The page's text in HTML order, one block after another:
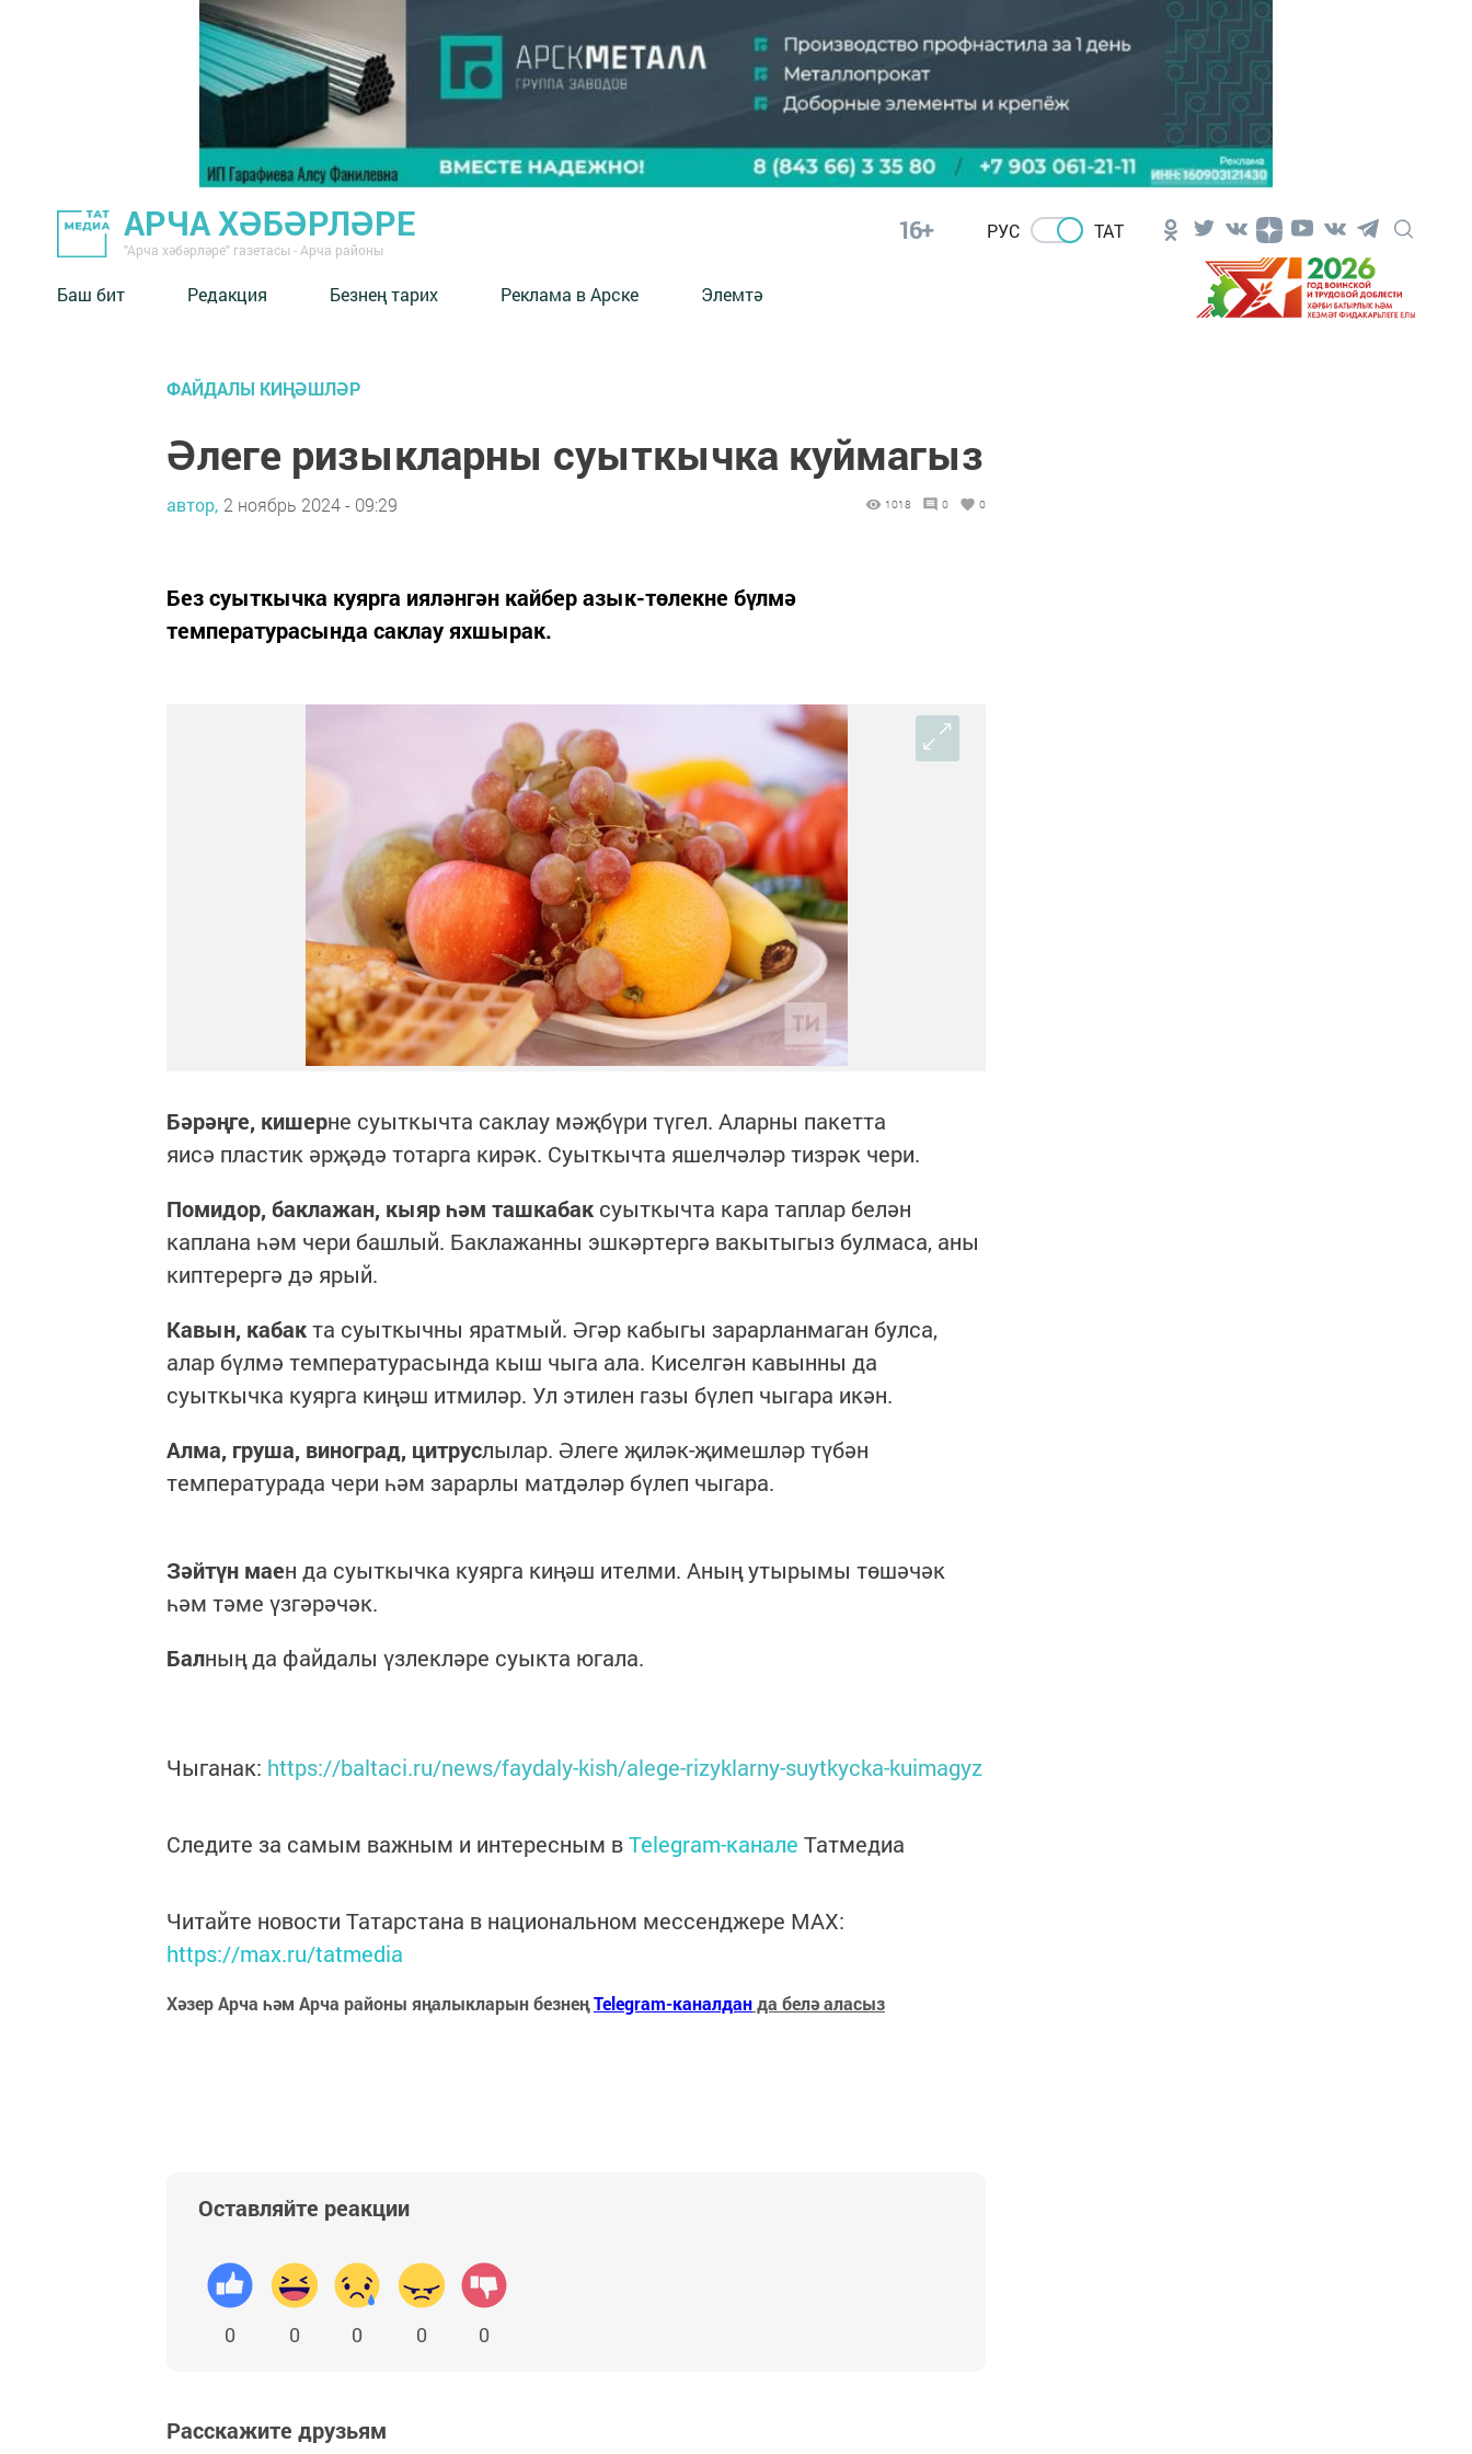
АРЧА ХӘБӘРЛӘРЕ
"Арча хәбәрләре" газетасы - Арча районы
16+ РУС ТАТ
Баш бит Редакция Безнең тарих Реклама в Арске Элемтә
ФАЙДАЛЫ КИҢӘШЛӘР
Әлеге ризыкларны суыткычка куймагыз
автор, 2 ноябрь 2024 - 09:29 1018 0 0
Без суыткычка куярга ияләнгән кайбер азык-төлекне бүлмә
температурасында саклау яхшырак.
Бәрәңге, кишерне суыткычта саклау мәҗбүри түгел. Аларны пакетта
яисә пластик әрҗәдә тотарга кирәк. Суыткычта яшелчәләр тизрәк чери.
Помидор, баклажан, кыяр һәм ташкабак суыткычта кара таплар белән
каплана һәм чери башлый. Баклажанны эшкәртергә вакытыгыз булмаса, аны
киптерергә дә ярый.
Кавын, кабакта суыткычны яратмый. Әгәр кабыгы зарарланмаган булса,
алар бүлмә температурасында кыш чыга ала. Киселгән кавынны да
суыткычка куярга киңәш итмиләр. Ул этилен газы бүлеп чыгара икән.
Алма, груша, виноград, цитруслылар. Әлеге җиләк-җимешләр түбән
температурада чери һәм зарарлы матдәләр бүлеп чыгара.
Зәйтүн маен да суыткычка куярга киңәш ителми. Аның утырымы төшәчәк
һәм тәме үзгәрәчәк.
Балның да файдалы үзлекләре суыкта югала.
Чыганак: https://baltaci.ru/news/faydaly-kish/alege-rizyklarny-suytkycka-kuimagyz
Следите за самым важным и интересным вTelegram-канале Татмедиа
Читайте новости Татарстана в национальном мессенджере MАХ:
https://max.ru/tatmedia
Хәзер Арча һәм Арча районы яңалыкларын безнеңTelegram-каналданда белә аласыз
Оставляйте реакции
0 0 0 0 0
Расскажите друзьям